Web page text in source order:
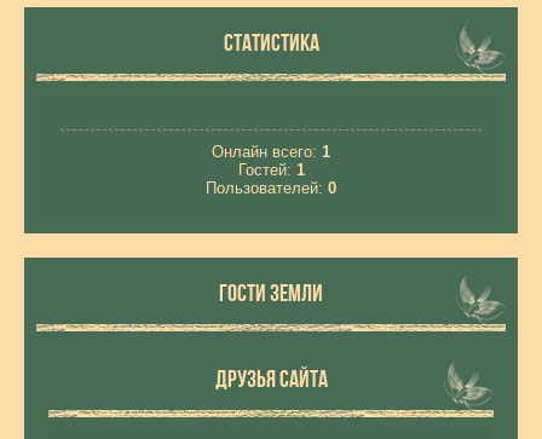
СТАТИСТИКА
Онлайн всего: 1
Гостей: 1
Пользователей: 0
ГОСТИ ЗЕМЛИ
ДРУЗЬЯ САЙТА